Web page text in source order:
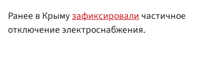
Ранее в Крымузафиксироваличастичное
отключение электроснабжения.